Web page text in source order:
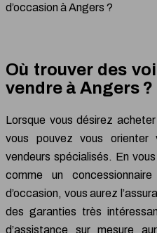
d’occasion à Angers ?
Où trouver des
vendre à Angers ?
Lorsque vous désirez
vous pouvez vous
vendeurs spécialisés. En
comme un
d’occasion, vous aurez
des garanties très
d’assistance sur mesure